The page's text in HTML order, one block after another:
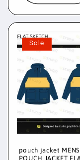
Sale
pouch jacket MENS
POUCH JACKET